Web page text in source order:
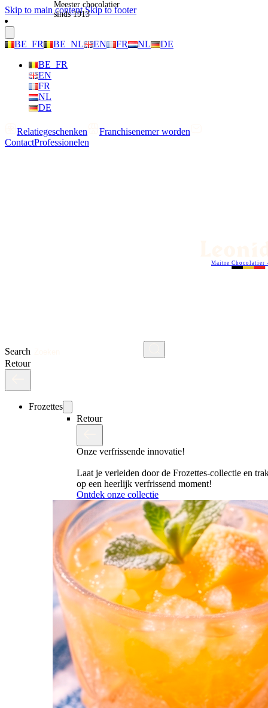
Skip to main content Skip to footer
BE_FR BE_NL EN FR NL
DE
BE_FR
EN
FR
NL
DE
Relatiegeschenken
Franchisenemer worden
ContactProfessionelen
Search
Maitre Chocolatier
Retour
Frozettes
Retour
Onze verfrissende innovatie!
Laat je verleiden door de Frozettes-collectie en
op een heerlijk verfrissend moment!
Ontdek onze collectie
Meester chocolatier
sinds 1913